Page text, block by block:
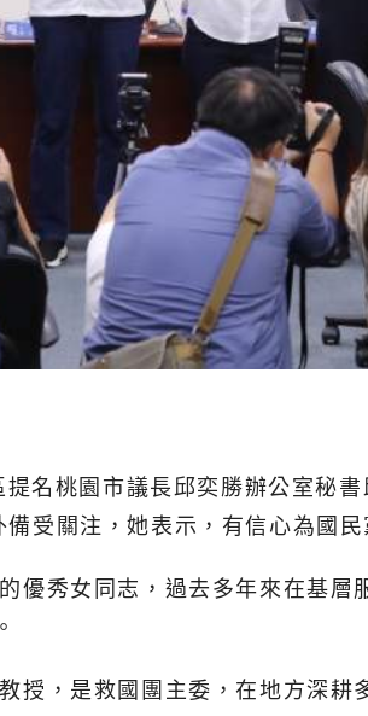
名桃園市議長邱奕勝辦公室秘
受關注，她表示，有信心為國民
優秀女同志，過去多年來在基
授，是救國團主委，在地方深